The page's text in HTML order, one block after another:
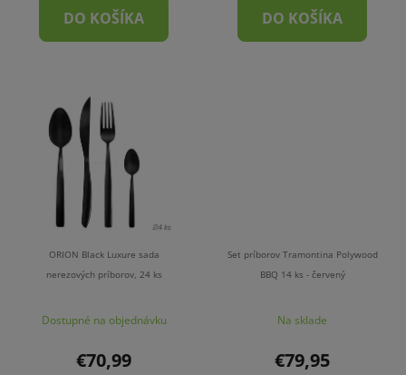
DO KOŠÍKA DO KOŠÍKA
ORION Black Luxure sada
nerezových príborov, 24 ks
Dostupné na objednávku
€70,99
Set príborov Tramontina Polywood
BBQ 14 ks - červený
Na sklade
€79,95